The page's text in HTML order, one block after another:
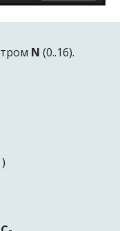
N (0..16).